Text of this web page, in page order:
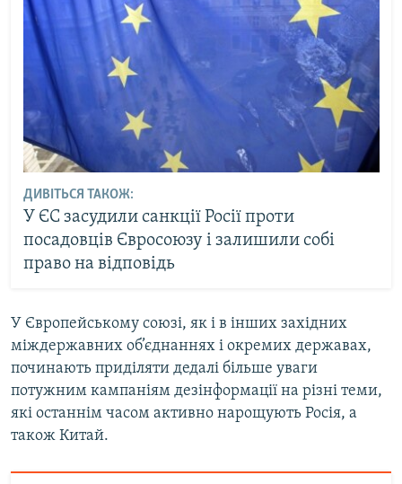
ДИВІТЬСЯ ТАКОЖ:
У ЄС засудили санкції Росії проти
посадовців Євросоюзу і залишили собі
право на відповідь
У Європейському союзі, як і в інших західних
міждержавних об’єднаннях і окремих державах,
починають приділяти дедалі більше уваги
потужним кампаніям дезінформації на різні теми,
які останнім часом активно нарощують Росія, а
також Китай.